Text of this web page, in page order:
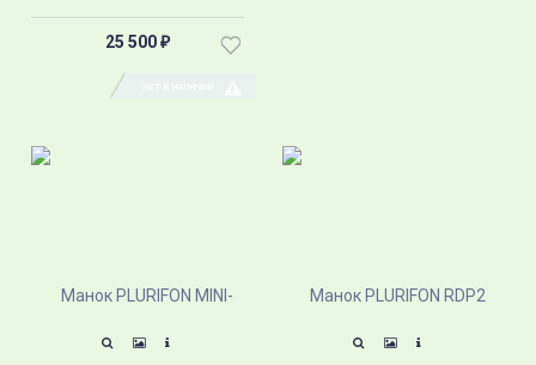
25 500 ₽